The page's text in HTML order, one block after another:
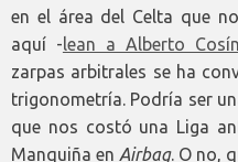
en el área del Celta que
aquí -lean a Alberto Cosín
zarpas arbitrales se ha
trigonometría. Podría ser
que nos costó una Liga
Manquiña en Airbag. O no,